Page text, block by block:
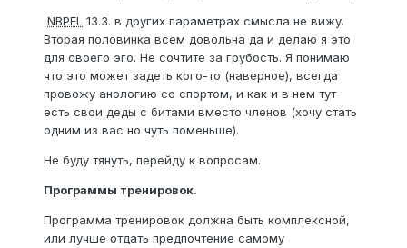
NBPEL 13.3. в других параметрах смысла не вижу.
Вторая половинка всем довольна да и делаю я это
для своего эго. Не сочтите за грубость. Я понимаю
что это может задеть кого-то (наверное), всегда
провожу анологию со спортом, и как и в нем тут
есть свои деды с битами вместо членов (хочу стать
одним из вас но чуть поменьше).
Не буду тянуть, перейду к вопросам.
Программы тренировок.
Программа тренировок должна быть комплексной,
или лучше отдать предпочтение самому